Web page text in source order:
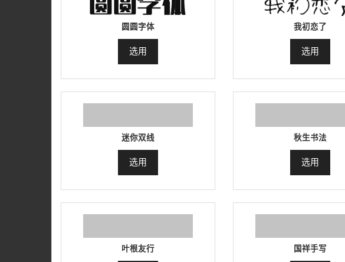
圆圆字体
选用
我初恋了
选用
迷你双线
选用
秋生书法
选用
叶根友行 国祥手写